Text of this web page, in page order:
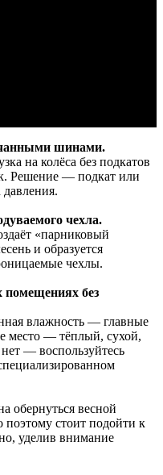
шинами.
на колёса без подкатов
Решение — подкат или
давления.
чехла.
«парниковый
и образуется
чехлы.
без
влажность — главные
место — тёплый, сухой,
— воспользуйтесь
обернуться весной
стоит подойти к
уделив внимание